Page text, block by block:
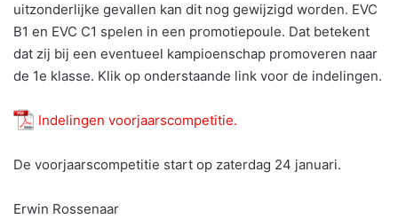
uitzonderlijke gevallen kan dit nog gewijzigd worden. EVC
B1 en EVC C1 spelen in een promotiepoule. Dat betekent
dat zij bij een eventueel kampioenschap promoveren naar
de 1e klasse. Klik op onderstaande link voor de indelingen.
Indelingen voorjaarscompetitie.
De voorjaarscompetitie start op zaterdag 24 januari.
Erwin Rossenaar